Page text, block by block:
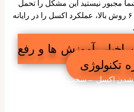
مجبور نیستید این مشکل را تحمل
کنید. استفاده از نکات و ۶ روش بالا، عملکرد اکسل را در رایانه
اخبار، آموزش ها و رفع
تکنولوژی
اکسل – سخت افزار سازان